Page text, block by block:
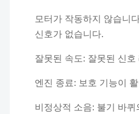
모터가 작동하지 않습니
신호가 없습니다.
잘못된 속도: 잘못된 신호
엔진 종료: 보호 기능이
비정상적 소음: 불기 바퀴